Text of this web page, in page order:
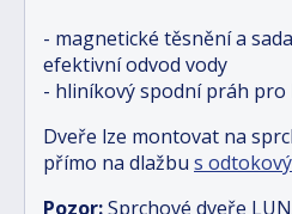
- magnetické těsnění a
efektivní odvod vody
- hliníkový spodní práh
Dveře lze montovat na
přímo na dlažbu s
Pozor:Sprchové dveře